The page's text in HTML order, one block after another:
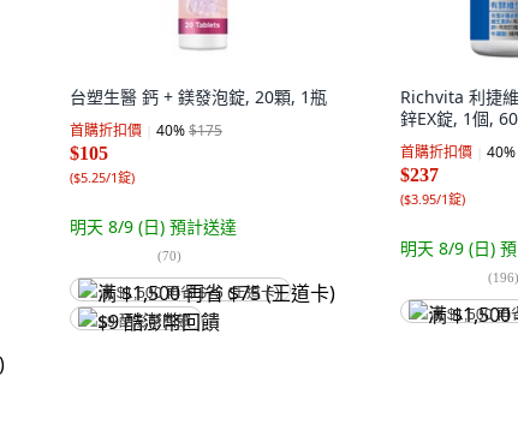
台塑生醫 鈣 + 鎂發泡錠, 20顆, 1瓶
首購折扣價 40%$175
$105
($5.25/1錠)
明天 8/9 (日) 預計送達
(70)
满 $1,500 再省 $75 (王道卡)
$9 酷澎幣回饋
Richvita 利捷
鋅EX錠, 1個,
首購折扣價 40%
$237
($3.95/1錠)
明天 8/9 (日)
(196)
满 $1,500 再